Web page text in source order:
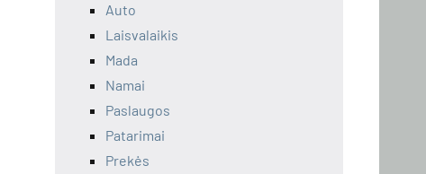
Auto
Laisvalaikis
Mada
Namai
Paslaugos
Patarimai
Prekės